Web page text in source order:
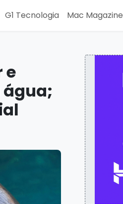
G1 Tecnologia Mac Magazine
e